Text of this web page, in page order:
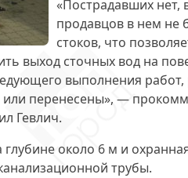
«Пострадавших нет,
продавцов в нем не
стоков, что
выход сточных вод на
выполнения
перенесены», —
Гевлич.
около 6 м и
трубы.